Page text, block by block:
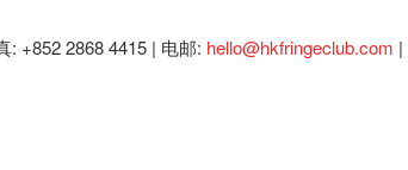
: +852 2868 4415 | 电邮: hello@hkfringeclub.com |